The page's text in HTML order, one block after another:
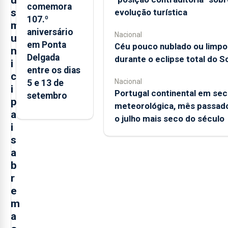
s
m
u
n
i
c
i
p
a
i
s
a
b
r
e
m
a
comemora
107.º
aniversário
em Ponta
Delgada
entre os dias
5 e 13 de
setembro
evolução turística
Nacional
Céu pouco nublado ou limpo
durante o eclipse total do
Nacional
Portugal continental em
meteorológica, mês
o julho mais seco do século